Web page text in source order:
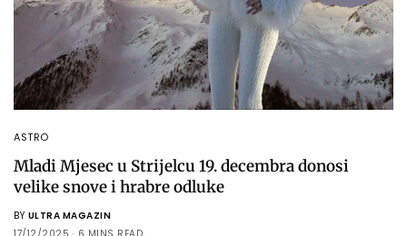
ASTRO
Mladi Mjesec u Strijelcu 19. decembra donosi
velike snove i hrabre odluke
BY ULTRA MAGAZIN